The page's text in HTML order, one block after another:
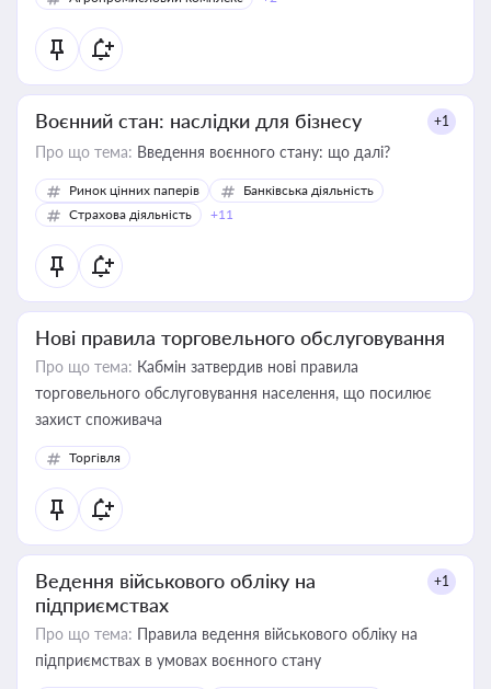
Воєнний стан: наслідки для бізнесу +1
Про що тема: Введення воєнного стану: що далі?
Ринок цінних паперів
Банківська діяльність
Страхова діяльність
+11
Нові правила торговельного обслуговування
Про що тема: Кабмін затвердив нові правила
торговельного обслуговування населення, що посилює
захист споживача
Торгівля
Ведення військового обліку на
підприємствах
+1
Про що тема: Правила ведення військового обліку на
підприємствах в умовах воєнного стану